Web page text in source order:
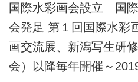
国際水彩画会設立 国
会発足 第１回国際水彩
画交流展、新潟写生研
会）以降毎年開催～